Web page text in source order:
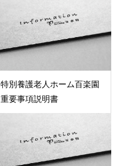
特別養護老人ホーム百楽園
重要事項説明書